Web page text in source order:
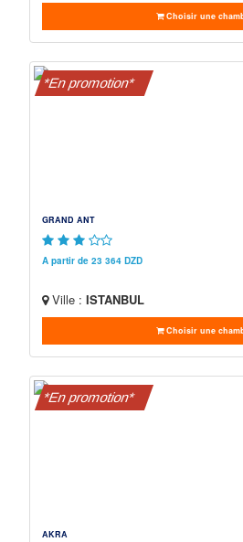
Choisir une
*En promotion*
GRAND ANT
A partir de 23 364 DZD
Ville : ISTANBUL
Choisir une
*En promotion*
AKRA